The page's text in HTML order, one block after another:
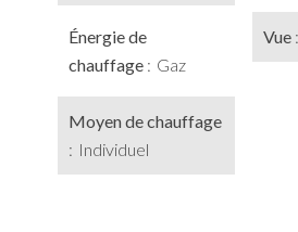
Énergie de
chauffage
Gaz
Moyen de chauffage
Individuel
Vue